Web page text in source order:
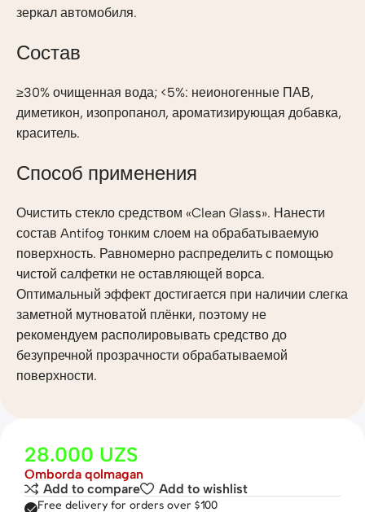
зеркал автомобиля.
Состав
≥30% очищенная вода; <5%: неионогенные ПАВ,
диметикон, изопропанол, ароматизирующая добавка,
краситель.
Способ применения
Очистить стекло средством «Clean Glass». Нанести
состав Antifog тонким слоем на обрабатываемую
поверхность. Равномерно распределить с помощью
чистой салфетки не оставляющей ворса.
Оптимальный эффект достигается при наличии слегка
заметной мутноватой плёнки, поэтому не
рекомендуем располировывать средство до
безупречной прозрачности обрабатываемой
поверхности.
28.000 UZS
Omborda qolmagan
Add to compare
Add to wishlist
Free delivery for orders over $100